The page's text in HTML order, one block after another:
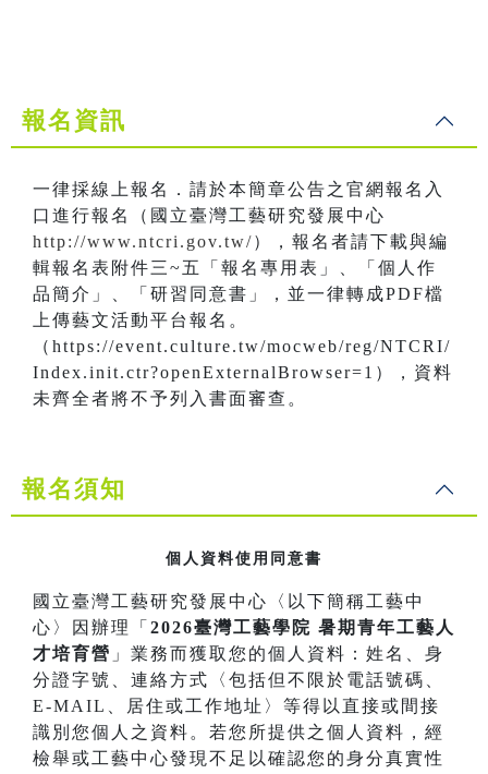
報名資訊
一律採線上報名．請於本簡章公告之官網報名入
口進行報名（國立臺灣工藝研究發展中心
http://www.ntcri.gov.tw/），報名者請下載與編
輯報名表附件三~五「報名專用表」、「個人作
品簡介」、「研習同意書」，並一律轉成PDF檔
上傳藝文活動平台報名。
（https://event.culture.tw/mocweb/reg/NTCRI/
Index.init.ctr?openExternalBrowser=1），資料
未齊全者將不予列入書面審查。
報名須知
個人資料使用同意書
國立臺灣工藝研究發展中心〈以下簡稱工藝中
心〉因辦理「 2026臺灣工藝學院 暑期青年工藝人
才培育營 」業務而獲取您的個人資料：姓名、身
分證字號、連絡方式〈包括但不限於電話號碼、
E-MAIL、居住或工作地址〉等得以直接或間接
識別您個人之資料。若您所提供之個人資料，經
檢舉或工藝中心發現不足以確認您的身分真實性